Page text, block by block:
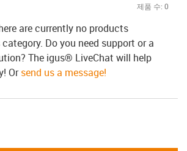
제품 수: 0
are currently no products
Do you need support or a
The igus® LiveChat will help
Orsend us a message!